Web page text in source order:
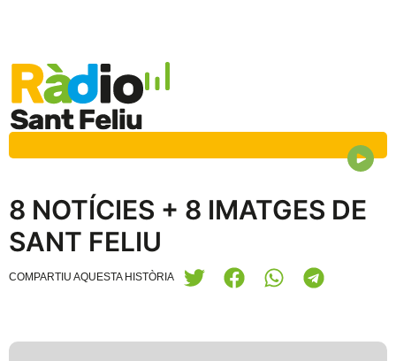
8 NOTÍCIES + 8 IMATGES DE
SANT FELIU
COMPARTIU AQUESTA HISTÒRIA